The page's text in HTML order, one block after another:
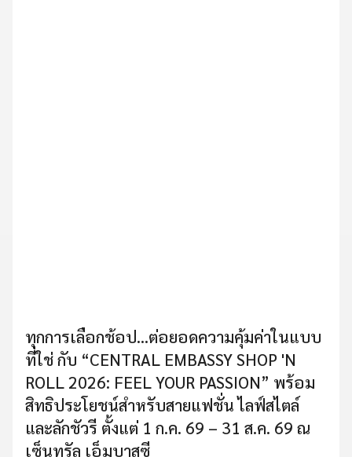
ทุกการเลือกช้อป...ต่อยอดความคุ้มค่าในแบบ
ที่ใช่ กับ “CENTRAL EMBASSY SHOP 'N
ROLL 2026: FEEL YOUR PASSION” พร้อม
สิทธิประโยชน์สำหรับสายแฟชั่น ไลฟ์สไตล์
และลักชัวรี ตั้งแต่ 1 ก.ค. 69 – 31 ส.ค. 69 ณ
เซ็นทรัล เอ็มบาสซี